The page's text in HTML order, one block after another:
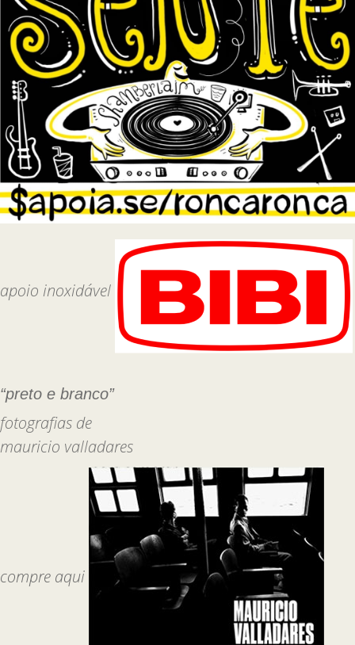
apoio inoxidável
“preto e branco”
fotografias de
mauricio valladares
compre aqui